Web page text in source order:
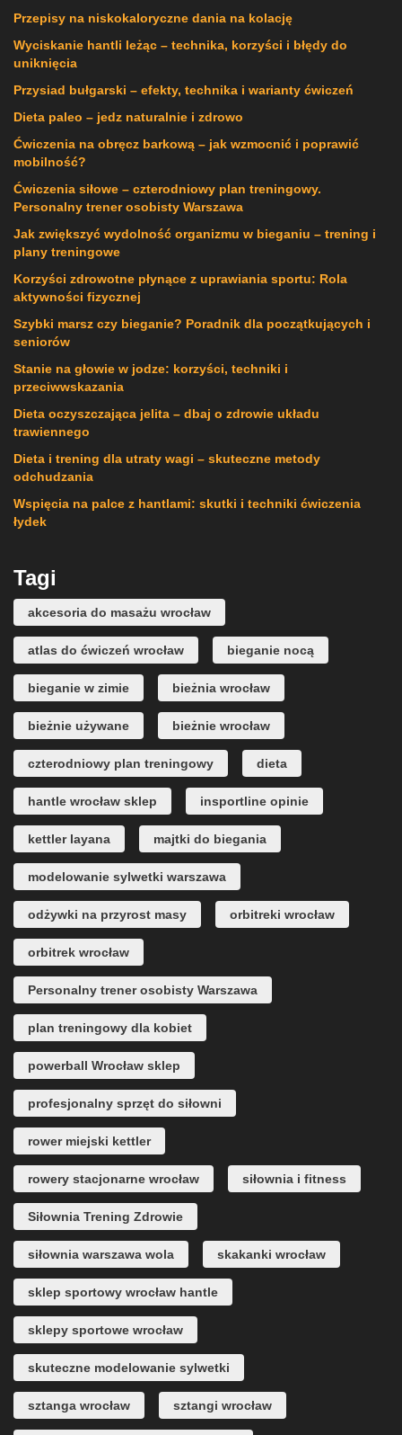
Przepisy na niskokaloryczne dania na kolację
Wyciskanie hantli leżąc – technika, korzyści i błędy do
uniknięcia
Przysiad bułgarski – efekty, technika i warianty ćwiczeń
Dieta paleo – jedz naturalnie i zdrowo
Ćwiczenia na obręcz barkową – jak wzmocnić i poprawić
mobilność?
Ćwiczenia siłowe – czterodniowy plan treningowy.
Personalny trener osobisty Warszawa
Jak zwiększyć wydolność organizmu w bieganiu – trening i
plany treningowe
Korzyści zdrowotne płynące z uprawiania sportu: Rola
aktywności fizycznej
Szybki marsz czy bieganie? Poradnik dla początkujących i
seniorów
Stanie na głowie w jodze: korzyści, techniki i
przeciwwskazania
Dieta oczyszczająca jelita – dbaj o zdrowie układu
trawiennego
Dieta i trening dla utraty wagi – skuteczne metody
odchudzania
Wspięcia na palce z hantlami: skutki i techniki ćwiczenia
łydek
Tagi
akcesoria do masażu wrocław
atlas do ćwiczeń wrocław bieganie nocą
bieganie w zimie bieżnia wrocław
bieżnie używane bieżnie wrocław
czterodniowy plan treningowy dieta
hantle wrocław sklep insportline opinie
kettler layana majtki do biegania
modelowanie sylwetki warszawa
odżywki na przyrost masy orbitreki wrocław
orbitrek wrocław
Personalny trener osobisty Warszawa
plan treningowy dla kobiet
powerball Wrocław sklep
profesjonalny sprzęt do siłowni
rower miejski kettler
rowery stacjonarne wrocław siłownia i fitness
Siłownia Trening Zdrowie
siłownia warszawa wola skakanki wrocław
sklep sportowy wrocław hantle
sklepy sportowe wrocław
skuteczne modelowanie sylwetki
sztanga wrocław sztangi wrocław